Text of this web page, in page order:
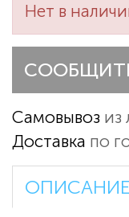
Нет в
Самовывоз из
Доставка по
ОПИСАНИЕ